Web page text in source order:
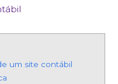
um site contábil